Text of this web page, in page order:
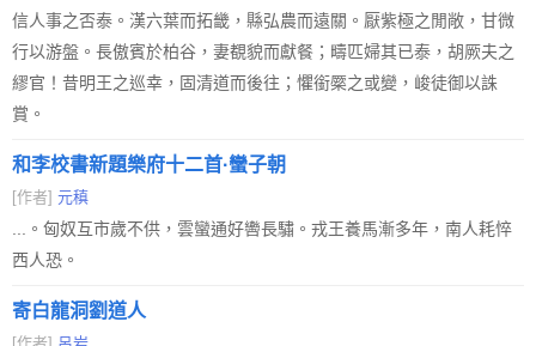
信人事之否泰。漢六葉而拓畿，縣弘農而遠關。厭紫極之閒敞，甘微
行以游盤。長傲賓於柏谷，妻覩貌而獻餐；疇匹婦其已泰，胡厥夫之
繆官！昔明王之巡幸，固清道而後往；懼銜橜之或變，峻徒御以誅
賞。
和李校書新題樂府十二首·蠻子朝
[作者] 元稹
...。匈奴互市歲不供，雲蠻通好轡長驌。戎王養馬漸多年，南人耗悴
西人恐。
寄白龍洞劉道人